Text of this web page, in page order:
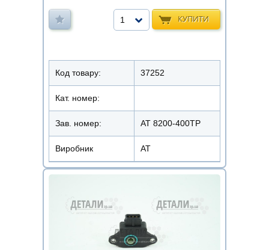
КУПИТИ
1
Код товару: 37252
Кат. номер:
Зав. номер: AT 8200-400TP
Виробник АТ